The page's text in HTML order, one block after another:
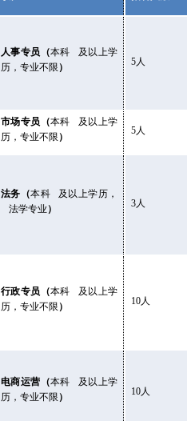
人事专员（本科
及以上学
历，专业不限 ） 5人
市场专员（本科
及以上学
历，专业不限 ）
5人
法务 （本科
及以上学历，
法学专业 ） 3人
行政专员（本科
及以上学
历，专业不限 ） 10人
电商运营 （本科
及以上学
历，专业不限 ） 10人